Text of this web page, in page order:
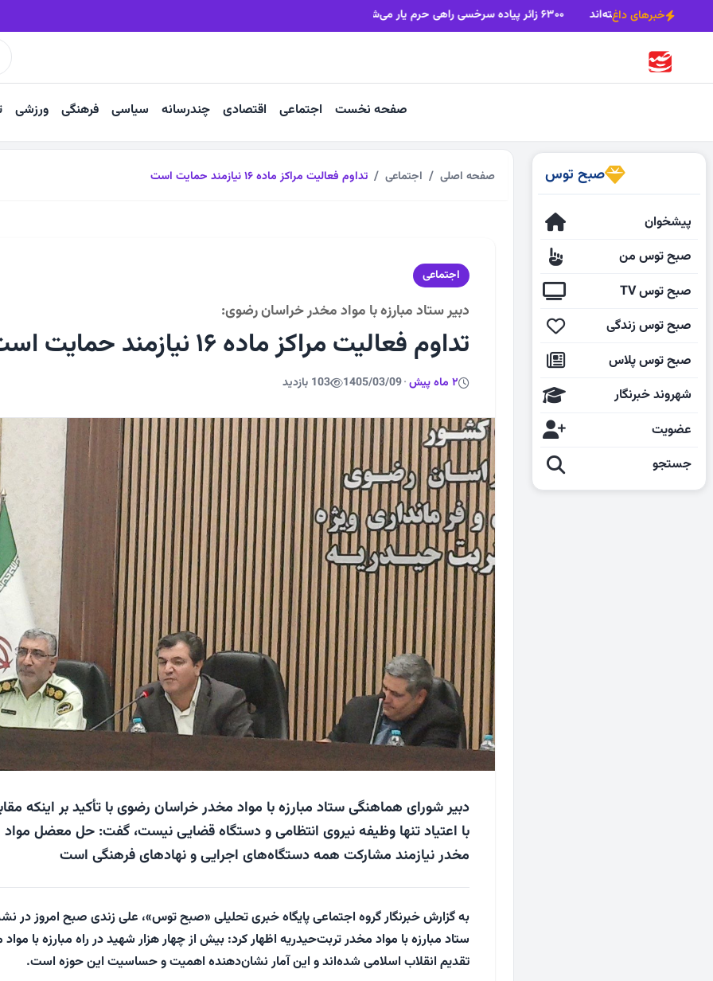
خبرهای داغ
عشق امام‌رضا(ع) درمسیر جاده عاشقی قدم گذاشته‌اند ۶۳۰۰ زائر پیاده سرخسی راهی حرم یار می‌شوند
صفحه نخست اجتماعی اقتصادی چندرسانه سیاسی فرهنگی ورزشی
صبح توس
پیشخوان
صبح توس من
صبح توس TV
صبح توس زندگی
صبح توس پلاس
شهروند خبرنگار
عضویت
جستجو
صفحه اصلی اجتماعی تداوم فعالیت مراکز ماده ۱۶ نیازمند حمایت است
اجتماعی
دبیر ستاد مبارزه با مواد مخدر خراسان رضوی:
تداوم فعالیت مراکز ماده ۱۶ نیازمند حمایت است
2 ماه پیش ·
1405/03/09 103 بازدید
دبیر شورای هماهنگی ستاد مبارزه با مواد مخدر خراسان رضوی با تأکید بر اینکه
با اعتیاد تنها وظیفه نیروی انتظامی و دستگاه قضایی نیست، گفت: حل معضل مواد
مخدر نیازمند مشارکت همه دستگاه‌های اجرایی و نهادهای فرهنگی است
به گزارش خبرنگار گروه اجتماعی پایگاه خبری تحلیلی «صبح توس»، علی زندی صبح امروز در
ستاد مبارزه با مواد مخدر تربت‌حیدریه اظهار کرد: بیش از چهار هزار شهید در راه مبارزه با
تقدیم انقلاب اسلامی شده‌اند و این آمار نشان‌دهنده اهمیت و حساسیت این حوزه است.